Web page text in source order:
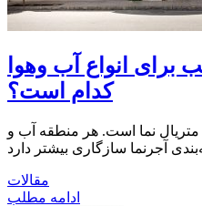
برای انواع آب وهوا
کدام است؟
متریال نما است. هر منطقه آب و
مقالات
ادامه مطلب